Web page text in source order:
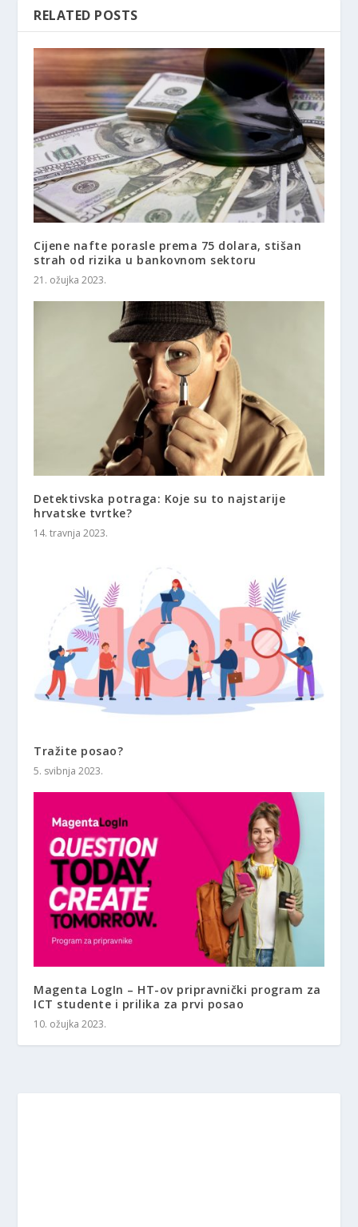
RELATED POSTS
Cijene nafte porasle prema 75 dolara, stišan
strah od rizika u bankovnom sektoru
21. ožujka 2023.
Detektivska potraga: Koje su to najstarije
hrvatske tvrtke?
14. travnja 2023.
Tražite posao?
5. svibnja 2023.
Magenta LogIn – HT-ov pripravnički program za
ICT studente i prilika za prvi posao
10. ožujka 2023.